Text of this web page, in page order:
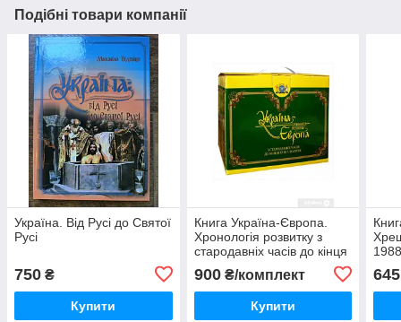
Подібні товари компанії
Україна. Від Русі до Святої
Русі
750 ₴
Купити
Книга Україна-Європа.
Хронологія розвитку з
стародавніх часів до кінця
XVIII століття (комплект з
3 книг)
900₴/комплект
Купити
645